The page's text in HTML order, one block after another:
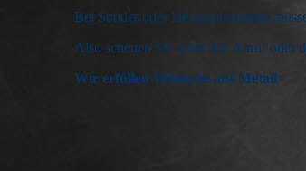
Bei Sonder oder Designprodukten
Also scheuen Sie nicht den Anruf oder
Wir erfüllen Wünsche aus Metall